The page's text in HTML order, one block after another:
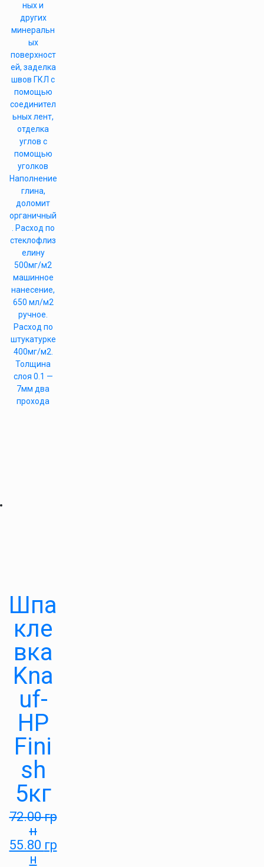
ных и
других
минеральн
ых
поверхност
ей, заделка
швов ГКЛ с
помощью
соединител
ьных лент,
отделка
углов с
помощью
уголков
Наполнение
глина,
доломит
органичный
. Расход по
стеклофлиз
елину
500мг/м2
машинное
нанесение,
650 мл/м2
ручное.
Расход по
штукатурке
400мг/м2.
Толщина
слоя 0.1 —
7мм два
прохода
Шпа
кле
вка
Kna
uf-
HP
Fini
sh
5кг
72.00гр
н
55.80 гр
н